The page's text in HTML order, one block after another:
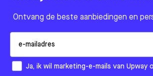
Ontvang de beste aanbiedingen en
How would you like to hear from us?
Ja, ik wil marketing-e-mails van Upway